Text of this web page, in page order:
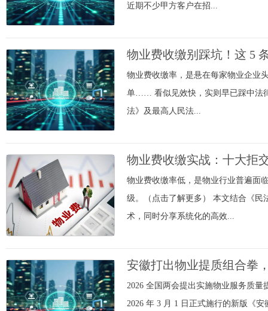
造为新型物业公司
近期不少甲方客户在招...
物业费收缴别踩坑！这 5
物业费收缴率，是悬在每家物业企业
单…… 看似见效快，实则早已踩中法
法》及最高人民法...
物业费收缴实战：十大拒
物业费收缴率低，是物业行业普遍面
级。（点击了解更多） 本文结合《民
术，同时分享系统化的高效...
安徽打出物业提质组合拳
2026 全国两会提出实施物业服务质
2026 年 3 月 1 日正式施行的新版《